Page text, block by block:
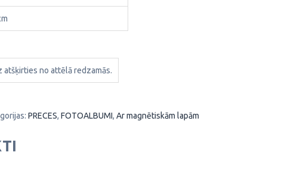
atšķirties no attēlā redzamās.
PRECES, FOTOALBUMI, Ar magnētiskām lapām